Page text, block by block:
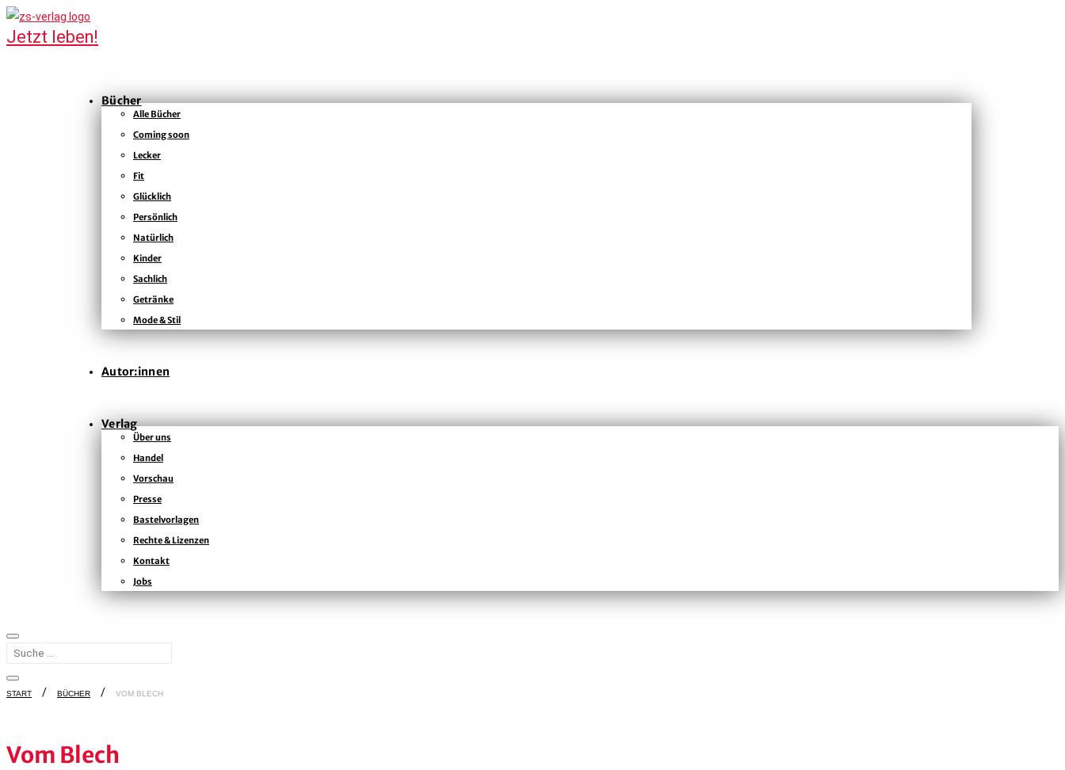
Bücher
Alle Bücher
Coming soon
Lecker
Fit
Glücklich
Persönlich
Natürlich
Kinder
Sachlich
Getränke
Mode & Stil
Autor:innen
Verlag
Über uns
Handel
Vorschau
Presse
Bastelvorlagen
Rechte & Lizenzen
Kontakt
Jobs
START BÜCHER VOM BLECH
Vom Blech